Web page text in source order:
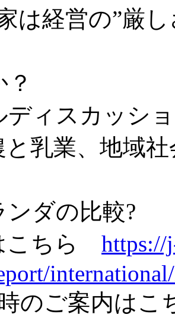
は経営の”厳
ィスカッシ
と乳業、地域
ンダの比較?
こちら https://
時のご案内は